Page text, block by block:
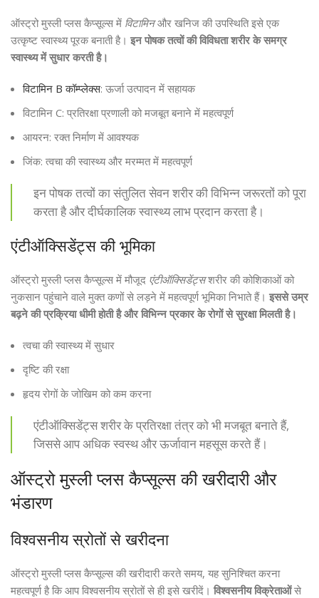
ऑस्ट्रो मुस्ली प्लस कैप्सूल्स में विटामिनऔर खनिज की उपस्थिति इसे एक
उत्कृष्ट स्वास्थ्य पूरक बनाती है। इन पोषक तत्वों की विविधता शरीर के समग्र
स्वास्थ्य में सुधार करती है।
विटामिन B कॉम्प्लेक्स: ऊर्जा उत्पादन में सहायक
विटामिन C: प्रतिरक्षा प्रणाली को मजबूत बनाने में महत्वपूर्ण
आयरन: रक्त निर्माण में आवश्यक
जिंक: त्वचा की स्वास्थ्य और मरम्मत में महत्वपूर्ण
इन पोषक तत्वों का संतुलित सेवन शरीर की विभिन्न जरूरतों को पूरा
करता है और दीर्घकालिक स्वास्थ्य लाभ प्रदान करता है।
एंटीऑक्सिडेंट्स की भूमिका
ऑस्ट्रो मुस्ली प्लस कैप्सूल्स में मौजूद एंटीऑक्सिडेंट्सशरीर की कोशिकाओं को
नुकसान पहुंचाने वाले मुक्त कणों से लड़ने में महत्वपूर्ण भूमिका निभाते हैं। इससे उम्र
बढ़ने की प्रक्रिया धीमी होती है और विभिन्न प्रकार के रोगों से सुरक्षा मिलती है।
त्वचा की स्वास्थ्य में सुधार
दृष्टि की रक्षा
हृदय रोगों के जोखिम को कम करना
एंटीऑक्सिडेंट्स शरीर के प्रतिरक्षा तंत्र को भी मजबूत बनाते हैं,
जिससे आप अधिक स्वस्थ और ऊर्जावान महसूस करते हैं।
ऑस्ट्रो मुस्ली प्लस कैप्सूल्स की खरीदारी और
भंडारण
विश्वसनीय स्रोतों से खरीदना
ऑस्ट्रो मुस्ली प्लस कैप्सूल्स की खरीदारी करते समय, यह सुनिश्चित करना
महत्वपूर्ण है कि आप विश्वसनीय स्रोतों से ही इसे खरीदें। विश्वसनीय विक्रेताओंसे